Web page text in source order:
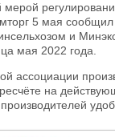
5 мая сообщил
и
мая 2022 года.
ассоциации
на